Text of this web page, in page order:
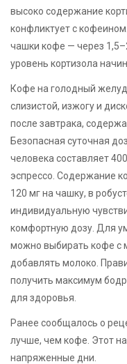
высоко содержание
конфликтует с
чашки кофе — через
уровень кортизола
Кофе на голодный
слизистой, изжогу и
после завтрака,
Безопасная суточная
человека составляет
эспрессо. Содержание
120 мг на чашку, в
индивидуальную
комфортную дозу. Для
можно выбирать кофе с
добавлять молоко.
получить максимум
для здоровья.
Ранее сообщалось о
лучше, чем кофе. Этот
напряженные дни.